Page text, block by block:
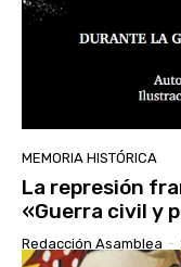
MEMORIA HISTÓRICA
La represión
«Guerra civil y
Redacción Asamblea -